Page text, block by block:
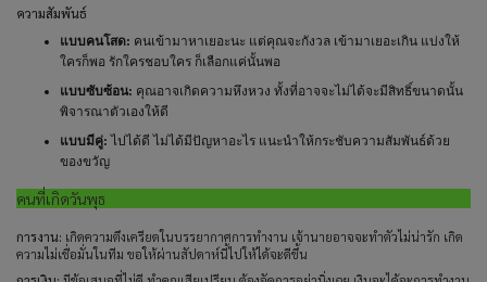
ความสัมพันธ์
แบบคนโสด: คนเข้ามาหาเยอะนะ แต่คุณจะกังวล เข้ามาเยอะเกิน แบ่งให้
ใครก็พอ รักใครชอบใคร ก็เลือกแค่นั้นพอ
แบบซับซ้อน: คุณอาจเกิดความหึงหวง ทั้งที่อาจจะไม่ได้จะมีสิทธิ์ขนาดนั้น
พิจารณาตัวเองให้ดี
แบบมีคู่: ไปได้ดี ไม่ได้มีปัญหาอะไร แนะนำให้กระชับความสัมพันธ์ด้วย
ของขวัญ
คนที่เกิดวันพุธ
การงาน: เกิดความตึงเครียดในบรรยากาศการทำงาน เจ้านายอาจจะทำตัวไม่น่ารัก เกิด
ความไม่เชื่อมั่นในทีม ขอให้ผ่านสัปดาห์นี้ไปให้ได้จะดีขึ้น